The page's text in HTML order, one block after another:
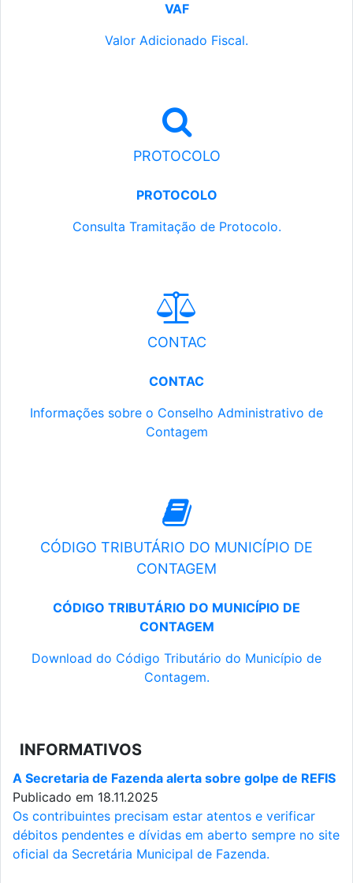
VAF
Valor Adicionado Fiscal.
PROTOCOLO
PROTOCOLO
Consulta Tramitação de Protocolo.
CONTAC
CONTAC
Informações sobre o Conselho Administrativo de
Contagem
CÓDIGO TRIBUTÁRIO DO MUNICÍPIO DE
CONTAGEM
CÓDIGO TRIBUTÁRIO DO MUNICÍPIO DE
CONTAGEM
Download do Código Tributário do Município de
Contagem.
INFORMATIVOS
A Secretaria de Fazenda alerta sobre golpe de REFIS
Publicado em 18.11.2025
Os contribuintes precisam estar atentos e verificar
débitos pendentes e dívidas em aberto sempre no site
oficial da Secretária Municipal de Fazenda.